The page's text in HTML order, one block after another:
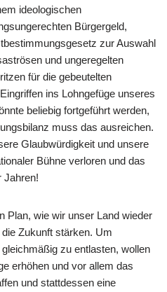
ideologischen
Bürgergeld,
zur Auswahl
und ungeregelten
für die gebeutelten
ins Lohngefüge unseres
beliebig fortgeführt werden,
muss das ausreichen.
Glaubwürdigkeit und unsere
Bühne verloren und das
Jahren!
Plan, wie wir unser Land wieder
Zukunft stärken. Um
zu entlasten, wollen
erhöhen und vor allem das
und stattdessen eine